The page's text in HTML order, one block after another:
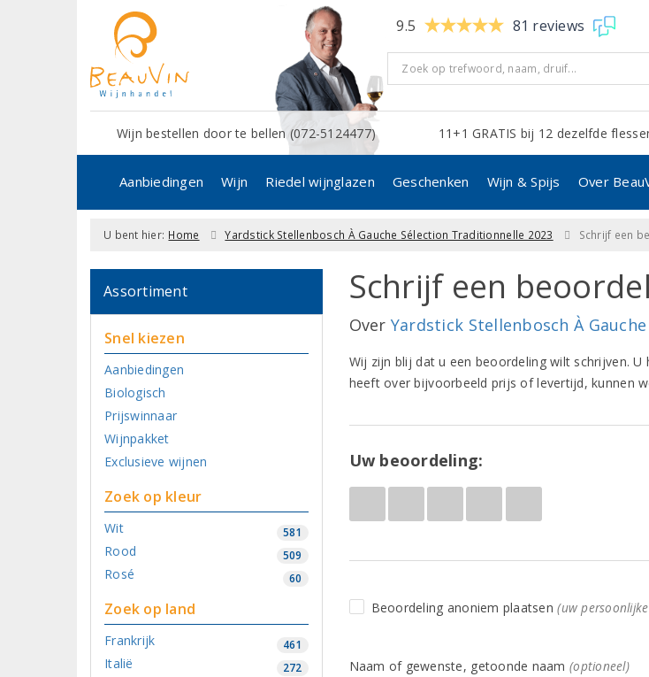
9.5 81 reviews
Wijn bestellen door te bellen (072-5124477) 11+1 GRATIS bij 12 dezelfde
Aanbiedingen Wijn Riedel wijnglazen Geschenken Wijn & Spijs Over
U bent hier: Home Yardstick Stellenbosch À Gauche Sélection Traditionnelle 2023 Schrijf een
Assortiment
Snel kiezen
Aanbiedingen
Biologisch
Prijswinnaar
Wijnpakket
Exclusieve wijnen
Zoek op kleur
Wit 581
Rood 509
Rosé 60
Zoek op land
Frankrijk 461
Italië 272
Schrijf een
Over Yardstick Stellenbosch À
Wij zijn blij dat u een beoordeling wilt schrijven.
heeft over bijvoorbeeld prijs of levertijd, kunnen
Uw beoordeling:
Beoordeling anoniem plaatsen(uw
Naam of gewenste, getoonde naam(optioneel)